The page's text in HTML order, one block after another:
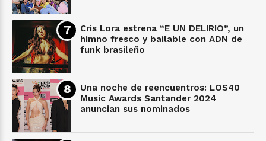
Cris Lora estrena “E UN DELIRIO”, un
himno fresco y bailable con ADN de
funk brasileño
Una noche de reencuentros: LOS40
Music Awards Santander 2024
anuncian sus nominados